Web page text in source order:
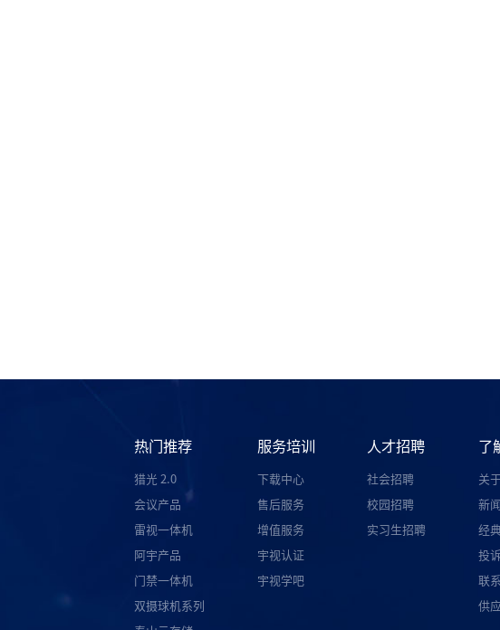
热门推荐
猎光 2.0
会议产品
雷视一体机
阿宇产品
门禁一体机
双摄球机系列
服务培训
下载中心
售后服务
增值服务
宇视认证
宇视学吧
人才招聘
社会招聘
校园招聘
实习生招聘
了
关
新
经
投
联
供